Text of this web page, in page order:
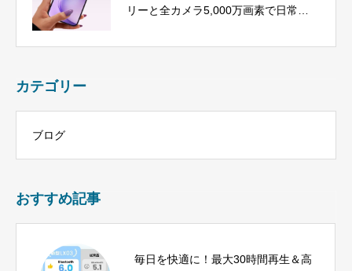
リーと全カメラ5,000万画素で日常を
カテゴリー
ブログ
おすすめ記事
毎日を快適に！最大30時間再生＆高